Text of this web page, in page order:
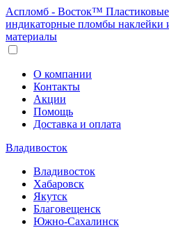
Аспломб - Восток™
индикаторные пломбы наклейки
материалы
О компании
Контакты
Акции
Помощь
Доставка и оплата
Владивосток
Владивосток
Хабаровск
Якутск
Благовещенск
Южно-Сахалинск